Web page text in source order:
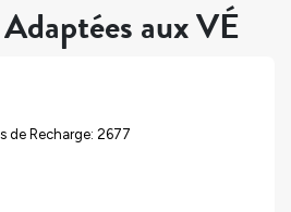
aux VÉ
de Recharge: 2677